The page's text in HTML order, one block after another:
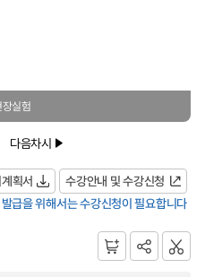
실험
다음차시
획서
수강안내 및 수강신청
급을 위해서는 수강신청이 필요합니다